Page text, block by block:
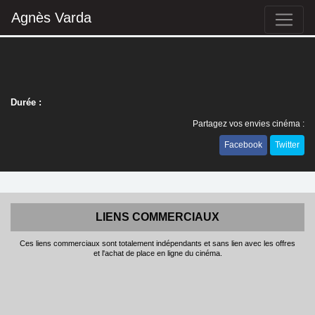
Agnès Varda
Durée :
Partagez vos envies cinéma :
Facebook Twitter
LIENS COMMERCIAUX
Ces liens commerciaux sont totalement indépendants et sans lien avec les offres
et l'achat de place en ligne du cinéma.